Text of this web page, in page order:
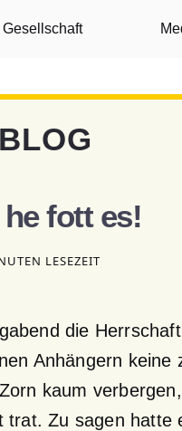
Gesellschaft
fott es!
LESEZEIT
die
Anhängern
kaum
trat. Zu sagen hatte